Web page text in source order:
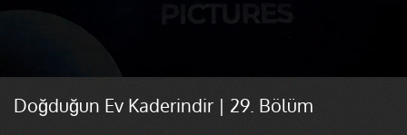
Doğduğun Ev Kaderindir | 29. Bölüm